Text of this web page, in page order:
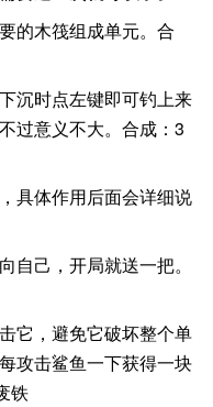
的木筏组成单元。合
沉时点左键即可钓上来
过意义不大。合成：3
具体作用后面会详细说
自己，开局就送一把。
它，避免它破坏整个单
攻击鲨鱼一下获得一块
铁